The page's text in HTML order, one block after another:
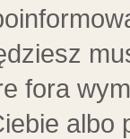
fora
albo